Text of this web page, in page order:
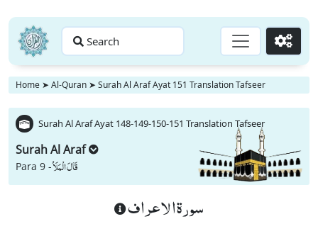
Search Go
Home ➤ Al-Quran ➤ Surah Al Araf Ayat 151 Translation Tafseer
Surah Al Araf Ayat 148-149-150-151 Translation Tafseer
Surah Al Araf
Para 9 -قَالَ الْمَلَاُ
سورة الاعراف